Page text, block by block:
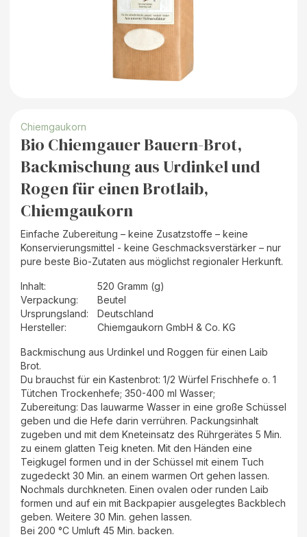
Chiemgaukorn
Bio Chiemgauer Bauern-Brot,
Backmischung aus Urdinkel und
Rogen für einen Brotlaib,
Chiemgaukorn
Einfache Zubereitung – keine Zusatzstoffe – keine
Konservierungsmittel - keine Geschmacksverstärker – nur
pure beste Bio-Zutaten aus möglichst regionaler Herkunft.
Inhalt:
520 Gramm (g)
Verpackung:
Beutel
Ursprungsland:
Deutschland
Hersteller: Chiemgaukorn GmbH & Co. KG
Backmischung aus Urdinkel und Roggen für einen Laib
Brot.
Du brauchst für ein Kastenbrot: 1/2 Würfel Frischhefe o. 1
Tütchen Trockenhefe; 350-400 ml Wasser;
Zubereitung: Das lauwarme Wasser in eine große Schüssel
geben und die Hefe darin verrühren. Packungsinhalt
zugeben und mit dem Kneteinsatz des Rührgerätes 5 Min.
zu einem glatten Teig kneten. Mit den Händen eine
Teigkugel formen und in der Schüssel mit einem Tuch
zugedeckt 30 Min. an einem warmen Ort gehen lassen.
Nochmals durchkneten. Einen ovalen oder runden Laib
formen und auf ein mit Backpapier ausgelegtes Backblech
geben. Weitere 30 Min. gehen lassen.
Bei 200 °C Umluft 45 Min. backen.